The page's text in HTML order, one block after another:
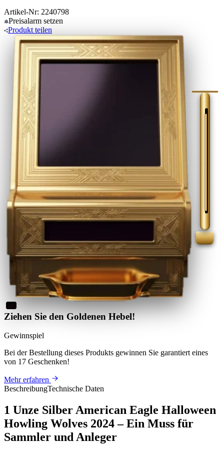
Artikel-Nr: 2240798
Preisalarm setzen
Produkt teilen
Ziehen Sie den Goldenen Hebel!
Gewinnspiel
Bei der Bestellung dieses Produkts gewinnen Sie garantiert eines
von 17 Geschenken!
Mehr erfahren
BeschreibungTechnische Daten
1 Unze Silber American Eagle Halloween
Howling Wolves 2024 – Ein Muss für
Sammler und Anleger